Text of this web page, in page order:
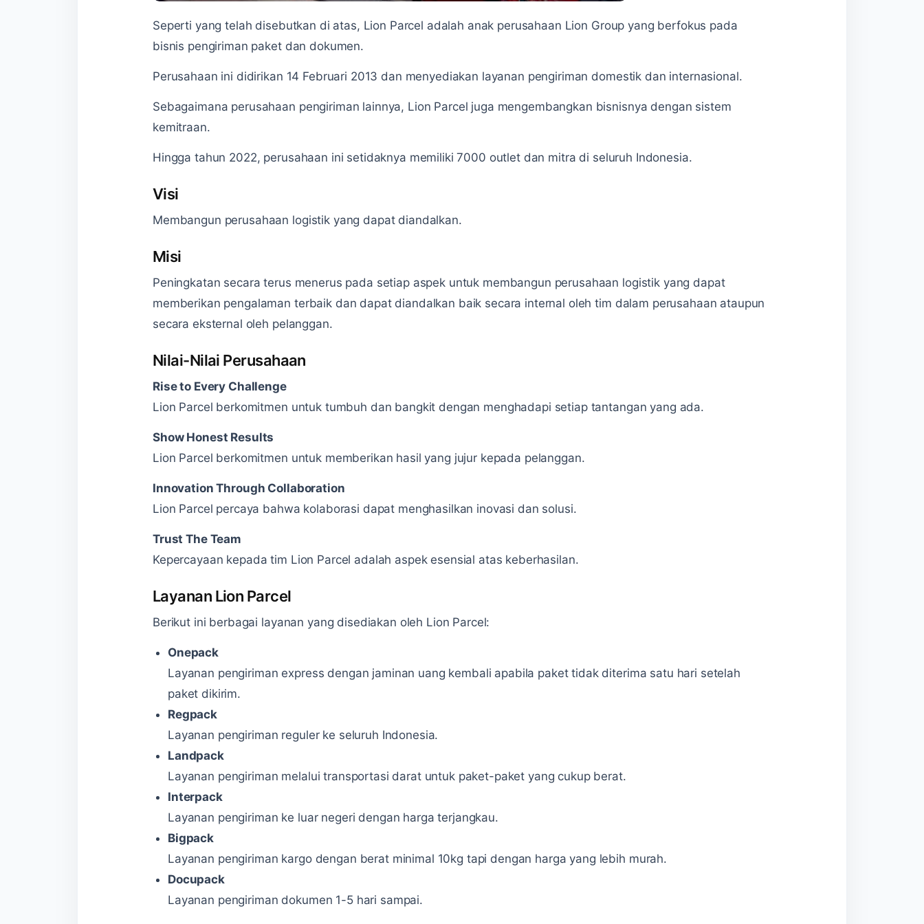
Seperti yang telah disebutkan di atas, Lion Parcel adalah anak perusahaan Lion Group yang berfokus pada
bisnis pengiriman paket dan dokumen.
Perusahaan ini didirikan 14 Februari 2013 dan menyediakan layanan pengiriman domestik dan internasional.
Sebagaimana perusahaan pengiriman lainnya, Lion Parcel juga mengembangkan bisnisnya dengan sistem
kemitraan.
Hingga tahun 2022, perusahaan ini setidaknya memiliki 7000 outlet dan mitra di seluruh Indonesia.
Visi
Membangun perusahaan logistik yang dapat diandalkan.
Misi
Peningkatan secara terus menerus pada setiap aspek untuk membangun perusahaan logistik yang dapat
memberikan pengalaman terbaik dan dapat diandalkan baik secara internal oleh tim dalam perusahaan ataupun
secara eksternal oleh pelanggan.
Nilai-Nilai Perusahaan
Rise to Every Challenge
Lion Parcel berkomitmen untuk tumbuh dan bangkit dengan menghadapi setiap tantangan yang ada.
Show Honest Results
Lion Parcel berkomitmen untuk memberikan hasil yang jujur kepada pelanggan.
Innovation Through Collaboration
Lion Parcel percaya bahwa kolaborasi dapat menghasilkan inovasi dan solusi.
Trust The Team
Kepercayaan kepada tim Lion Parcel adalah aspek esensial atas keberhasilan.
Layanan Lion Parcel
Berikut ini berbagai layanan yang disediakan oleh Lion Parcel:
Onepack
Layanan pengiriman express dengan jaminan uang kembali apabila paket tidak diterima satu hari setelah
paket dikirim.
Regpack
Layanan pengiriman reguler ke seluruh Indonesia.
Landpack
Layanan pengiriman melalui transportasi darat untuk paket-paket yang cukup berat.
Interpack
Layanan pengiriman ke luar negeri dengan harga terjangkau.
Bigpack
Layanan pengiriman kargo dengan berat minimal 10kg tapi dengan harga yang lebih murah.
Docupack
Layanan pengiriman dokumen 1-5 hari sampai.